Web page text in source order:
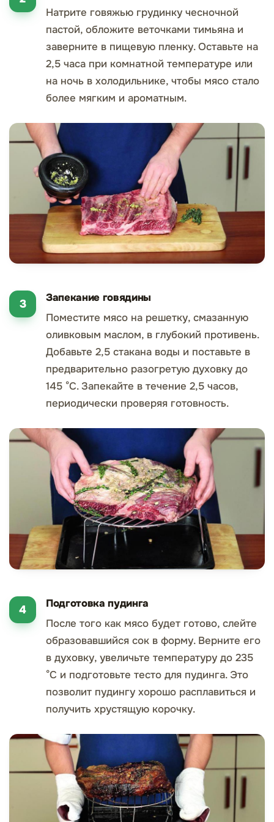
Натрите говяжью грудинку чесночной
пастой, обложите веточками тимьяна и
заверните в пищевую пленку. Оставьте на
2,5 часа при комнатной температуре или
на ночь в холодильнике, чтобы мясо стало
более мягким и ароматным.
Запекание говядины
Поместите мясо на решетку, смазанную
оливковым маслом, в глубокий противень.
Добавьте 2,5 стакана воды и поставьте в
предварительно разогретую духовку до
145 °С. Запекайте в течение 2,5 часов,
периодически проверяя готовность.
Подготовка пудинга
После того как мясо будет готово, слейте
образовавшийся сок в форму. Верните его
в духовку, увеличьте температуру до 235
°С и подготовьте тесто для пудинга. Это
позволит пудингу хорошо расплавиться и
получить хрустящую корочку.